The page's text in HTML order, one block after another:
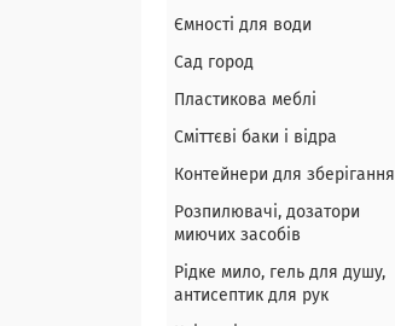
Ємності для води
Сад город
Пластикова меблі
Сміттєві баки і відра
Контейнери для зберігання
Розпилювачі, дозатори
миючих засобів
Рідке мило, гель для душу,
антисептик для рук